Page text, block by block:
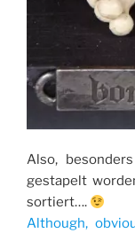
Also,
gestapelt
sortiert….
Although,